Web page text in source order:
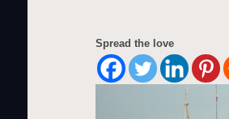
Spread the love